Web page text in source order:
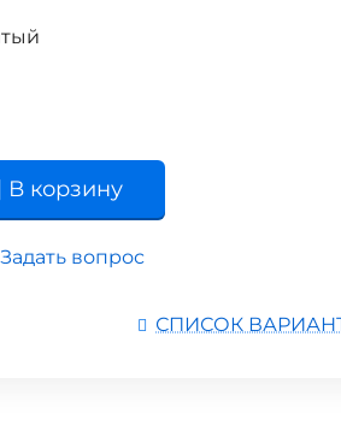
В корзину
Задать вопрос
СПИСОК